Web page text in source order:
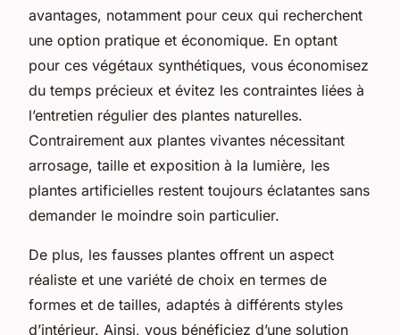
avantages, notamment pour ceux qui recherchent
une option pratique et économique. En optant
pour ces végétaux synthétiques, vous économisez
du temps précieux et évitez les contraintes liées à
l’entretien régulier des plantes naturelles.
Contrairement aux plantes vivantes nécessitant
arrosage, taille et exposition à la lumière, les
plantes artificielles restent toujours éclatantes sans
demander le moindre soin particulier.
De plus, les fausses plantes offrent un aspect
réaliste et une variété de choix en termes de
formes et de tailles, adaptés à différents styles
d’intérieur. Ainsi, vous bénéficiez d’une solution